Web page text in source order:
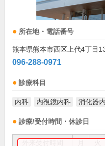
所在地・電話番号
熊本県熊本市西区上代4丁目
096-288-0971
診療科目
内科 内視鏡内科 消化器
診療/受付時間・休診日